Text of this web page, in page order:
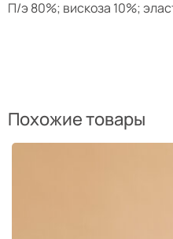
П/э 80%; вискоза 10%;
Похожие товары